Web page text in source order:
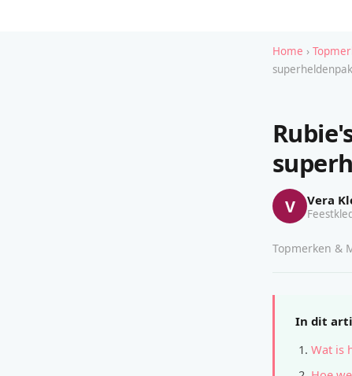
Home ›
V Vera
Topmerken &
In dit
Wat is